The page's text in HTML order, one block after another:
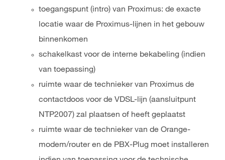
toegangspunt (intro) van Proximus: de exacte
locatie waar de Proximus-lijnen in het gebouw
binnenkomen
schakelkast voor de interne bekabeling (indien
van toepassing)
ruimte waar de technieker van Proximus de
contactdoos voor de VDSL-lijn (aansluitpunt
NTP2007) zal plaatsen of heeft geplaatst
ruimte waar de technieker van de Orange-
modem/router en de PBX-Plug moet installeren